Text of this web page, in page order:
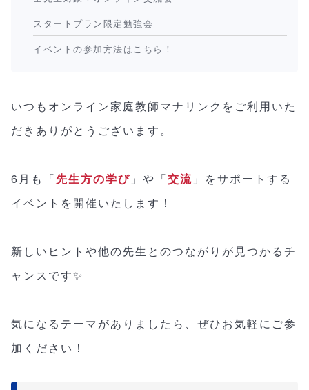
スタートプラン限定勉強会
イベントの参加方法はこちら！
いつもオンライン家庭教師マナリンクをご利用いた
だきありがとうございます。
6月も「先生方の学び 」や「交流 」をサポートする
イベントを開催いたします！
新しいヒントや他の先生とのつながりが見つかるチ
ャンスです✨
気になるテーマがありましたら、ぜひお気軽にご参
加ください！